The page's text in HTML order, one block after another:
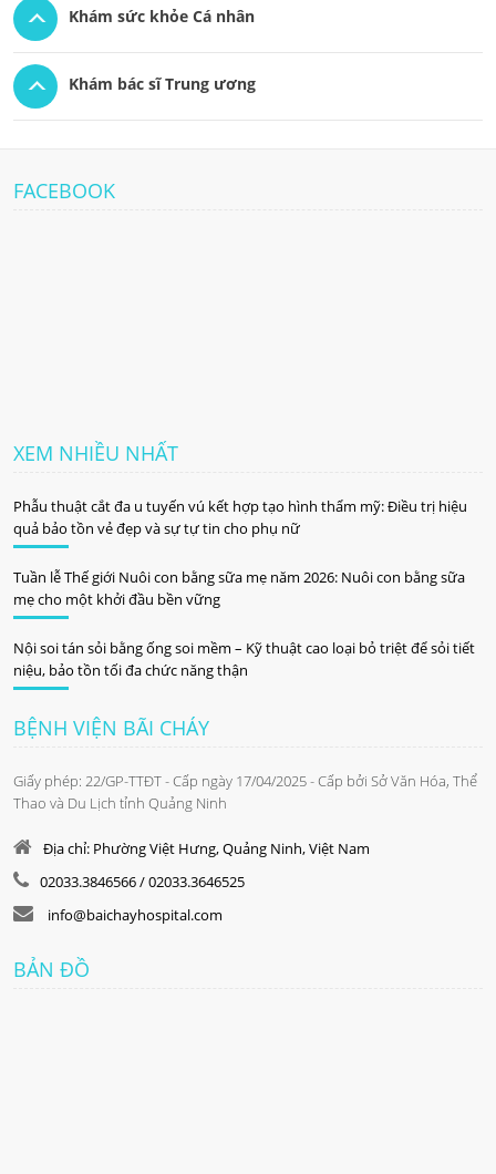
Khám sức khỏe Cá nhân
Khám bác sĩ Trung ương
FACEBOOK
XEM NHIỀU NHẤT
Phẫu thuật cắt đa u tuyến vú kết hợp tạo hình thẩm mỹ: Điều trị hiệu
quả bảo tồn vẻ đẹp và sự tự tin cho phụ nữ
Tuần lễ Thế giới Nuôi con bằng sữa mẹ năm 2026: Nuôi con bằng sữa
mẹ cho một khởi đầu bền vững
Nội soi tán sỏi bằng ống soi mềm – Kỹ thuật cao loại bỏ triệt để sỏi tiết
niệu, bảo tồn tối đa chức năng thận
BỆNH VIỆN BÃI CHÁY
Giấy phép: 22/GP-TTĐT - Cấp ngày 17/04/2025 - Cấp bởi Sở Văn Hóa, Thể
Thao và Du Lịch tỉnh Quảng Ninh
Địa chỉ: Phường Việt Hưng, Quảng Ninh, Việt Nam
02033.3846566 / 02033.3646525
info@baichayhospital.com
BẢN ĐỒ